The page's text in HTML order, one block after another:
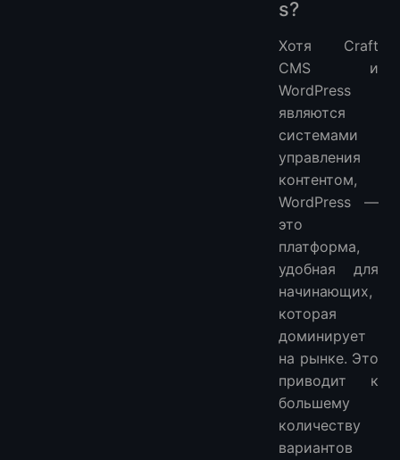
s?
Хотя Craft
CMS и
WordPress
являются
системами
управления
контентом,
WordPress —
это
платформа,
удобная для
начинающих,
которая
доминирует
на рынке. Это
приводит к
большему
количеству
вариантов